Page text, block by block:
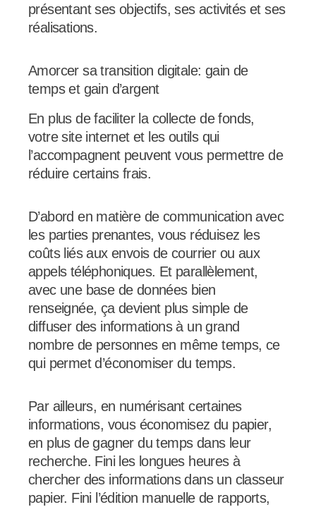
présentant ses objectifs, ses activités et ses
réalisations.
Amorcer sa transition digitale: gain de
temps et gain d’argent
En plus de faciliter la collecte de fonds,
votre site internet et les outils qui
l’accompagnent peuvent vous permettre de
réduire certains frais.
D’abord en matière de communication avec
les parties prenantes, vous réduisez les
coûts liés aux envois de courrier ou aux
appels téléphoniques. Et parallèlement,
avec une base de données bien
renseignée, ça devient plus simple de
diffuser des informations à un grand
nombre de personnes en même temps, ce
qui permet d’économiser du temps.
Par ailleurs, en numérisant certaines
informations, vous économisez du papier,
en plus de gagner du temps dans leur
recherche. Fini les longues heures à
chercher des informations dans un classeur
papier. Fini l’édition manuelle de rapports,